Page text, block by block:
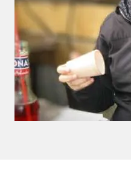
-2022, 20.11.2022-
Begegnungsstätte,
-2023, 28.04.-
-2023, 28-30.04.,
Leben", Tübingen
-2023,